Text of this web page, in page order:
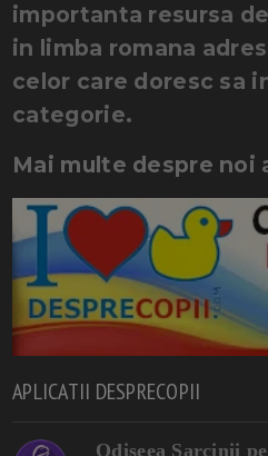
importanta resursa
in limba romana
celor care doresc sa
categorie.
Mai multe despre noi
APLICATII DESPRECOPII
Odiseea Sarcinii